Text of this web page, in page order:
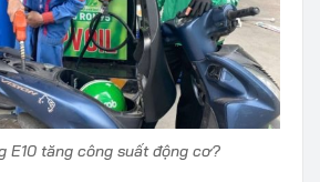
E10 tăng công suất động cơ?